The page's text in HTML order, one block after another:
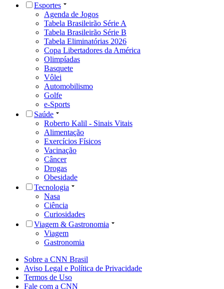
Esportes
Agenda de Jogos
Tabela Brasileirão Série A
Tabela Brasileirão Série B
Tabela Eliminatórias 2026
Copa Libertadores da América
Olimpíadas
Basquete
Vôlei
Automobilismo
Golfe
e-Sports
Saúde
Roberto Kalil - Sinais Vitais
Alimentação
Exercícios Físicos
Vacinação
Câncer
Drogas
Obesidade
Tecnologia
Nasa
Ciência
Curiosidades
Viagem & Gastronomia
Viagem
Gastronomia
Sobre a CNN Brasil
Aviso Legal e Política de Privacidade
Termos de Uso
Fale com a CNN